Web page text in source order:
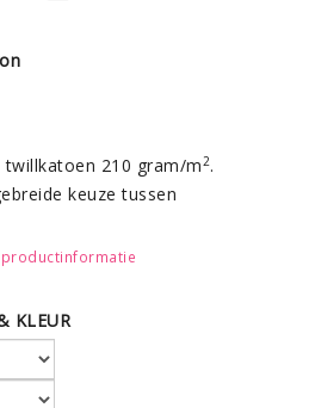
twillkatoen 210 gram/m2.
keuze tussen
productinformatie
KLEUR